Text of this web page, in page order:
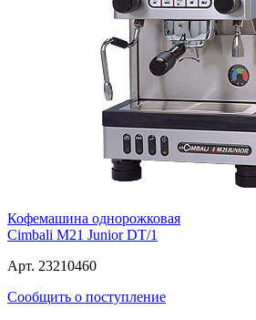
Кофемашина однорожковая
Cimbali M21 Junior DT/1
Арт. 23210460
Сообщить о поступление